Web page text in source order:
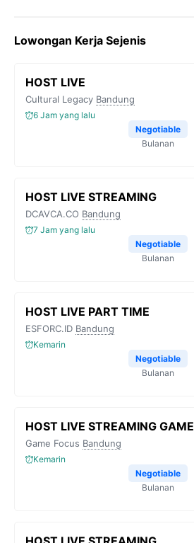
e
o
o
t
e
e
a
t
p
y
k
Lowongan Kerja Sejenis
HOST LIVE
Cultural Legacy Bandung
6 Jam yang lalu
Negotiable
Bulanan
HOST LIVE STREAMING
DCAVCA.CO Bandung
7 Jam yang lalu
Negotiable
Bulanan
HOST LIVE PART TIME
ESFORC.ID Bandung
Kemarin
Negotiable
Bulanan
HOST LIVE STREAMING GAME
Game Focus Bandung
Kemarin
Negotiable
Bulanan